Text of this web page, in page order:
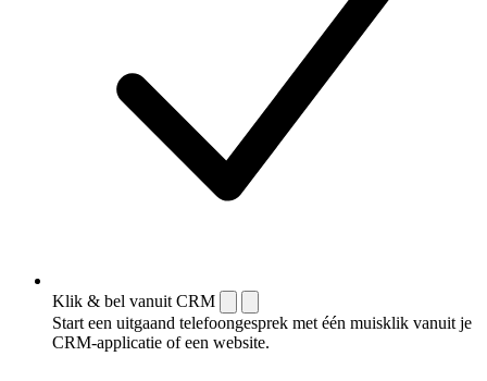
Klik & bel vanuit CRM
Start een uitgaand telefoongesprek met één muisklik vanuit je
CRM-applicatie of een website.